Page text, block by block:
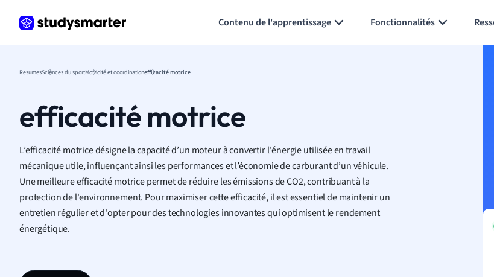
Contenu de l'apprentissage Fonctionnalités
ResumesSciences du sportMotricité et coordinationefficacité motrice
efficacité motrice
L’efficacité motrice désigne la capacité d’un moteur à convertir l'énergie utilisée en travail
mécanique utile, influençant ainsi les performances et l’économie de carburant d’un véhicule.
Une meilleure efficacité motrice permet de réduire les émissions de CO2, contribuant à la
protection de l'environnement. Pour maximiser cette efficacité, il est essentiel de maintenir un
entretien régulier et d'opter pour des technologies innovantes qui optimisent le rendement
énergétique.